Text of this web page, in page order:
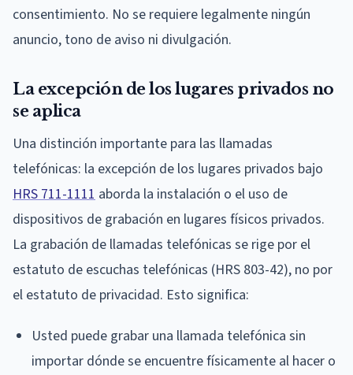
consentimiento. No se requiere legalmente ningún
anuncio, tono de aviso ni divulgación.
La excepción de los lugares privados no
se aplica
Una distinción importante para las llamadas
telefónicas: la excepción de los lugares privados bajo
HRS 711-1111 aborda la instalación o el uso de
dispositivos de grabación en lugares físicos privados.
La grabación de llamadas telefónicas se rige por el
estatuto de escuchas telefónicas (HRS 803-42), no por
el estatuto de privacidad. Esto significa:
Usted puede grabar una llamada telefónica sin
importar dónde se encuentre físicamente al hacer o